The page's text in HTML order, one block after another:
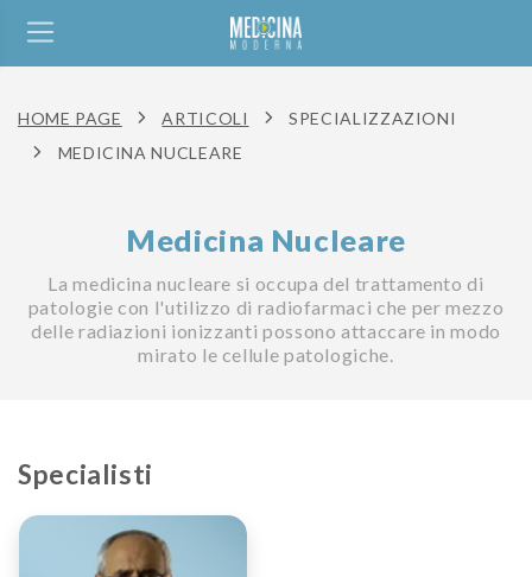
HOME PAGE ARTICOLI
SPECIALIZZAZIONI
MEDICINA NUCLEARE
Medicina Nucleare
La medicina nucleare si occupa del trattamento di
patologie con l'utilizzo di radiofarmaci che per mezzo
delle radiazioni ionizzanti possono attaccare in modo
mirato le cellule patologiche.
Specialisti